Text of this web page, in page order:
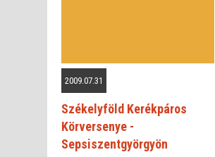
2009.07.31
Székelyföld Kerékpáros
Körversenye -
Sepsiszentgyörgyön